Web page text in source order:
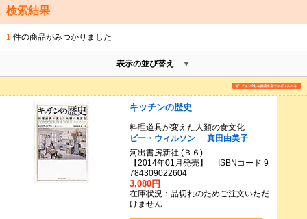
検索結果
1 件の商品がみつかりました
表示の並び替え
キッチンの歴史
料理道具が変えた人類の食文化
ビー・ウィルソン
真田由美子
河出書房新社 (Ｂ６)
【2014年01月発売】 ISBNコード 9
784309022604
3,080円
在庫状況：品切れのためご注文いただ
けません